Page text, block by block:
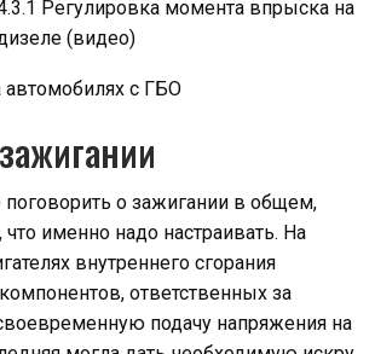
Регулировка момента впрыска на
(видео)
автомобилях с ГБО
поговорить о зажигании в общем,
именно надо настраивать. На
внутреннего сгорания
ответственных за
подачу напряжения на